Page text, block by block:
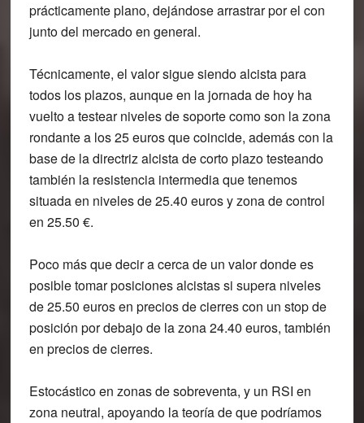
prácticamente plano, dejándose arrastrar por el con
junto del mercado en general.
Técnicamente, el valor sigue siendo alcista para
todos los plazos, aunque en la jornada de hoy ha
vuelto a testear niveles de soporte como son la zona
rondante a los 25 euros que coincide, además con la
base de la directriz alcista de corto plazo testeando
también la resistencia intermedia que tenemos
situada en niveles de 25.40 euros y zona de control
en 25.50 €.
Poco más que decir a cerca de un valor donde es
posible tomar posiciones alcistas si supera niveles
de 25.50 euros en precios de cierres con un stop de
posición por debajo de la zona 24.40 euros, también
en precios de cierres.
Estocástico en zonas de sobreventa, y un RSI en
zona neutral, apoyando la teoría de que podríamos